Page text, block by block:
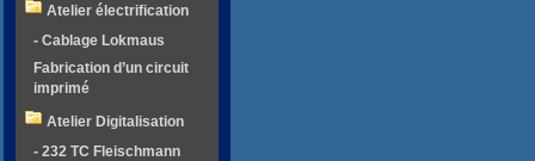
Atelier électrification
- Cablage Lokmaus
Fabrication d’un circuit
imprimé
Atelier Digitalisation
- 232 TC Fleischmann